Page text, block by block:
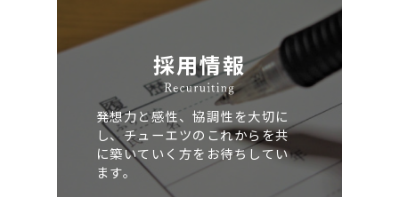
採用情報
発想力と感性、協調性を大切に
し、チューエツのこれからを共
に築いていく方をお待ちしてい
ます。